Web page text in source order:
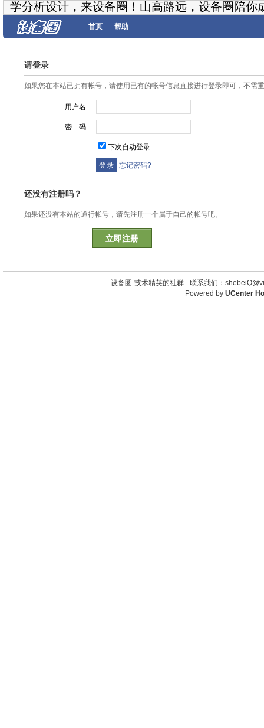
学分析设计，来设备圈！山高路远，设备圈陪你
首页 帮助
请登录
如果您在本站已拥有帐号，请使用已有的帐号信息直接进行登录即可，不需
用户名
密 码
下次自动登录
忘记密码?
还没有注册吗？
如果还没有本站的通行帐号，请先注册一个属于自己的帐号吧。
立即注册
设备圈-技术精英的社群 - 联系我们：
Powered by UCenter